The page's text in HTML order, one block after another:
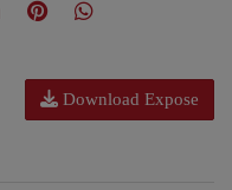
Download Expose